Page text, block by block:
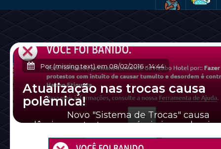
Por (missing text) em08/02/2016-14:44
Atualização nas trocas causa
polêmica!
Novo "Sistema de Trocas" causa
polêmica, protestos no próprio jogo e